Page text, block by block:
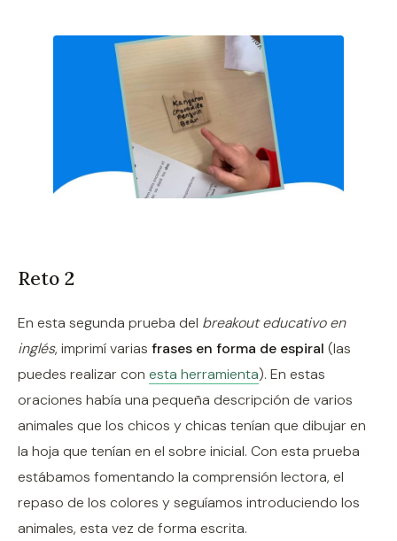
Reto 2
En esta segunda prueba del breakout educativo en
inglés, imprimí varias frases en forma de espiral (las
puedes realizar con esta herramienta). En estas
oraciones había una pequeña descripción de varios
animales que los chicos y chicas tenían que dibujar en
la hoja que tenían en el sobre inicial. Con esta prueba
estábamos fomentando la comprensión lectora, el
repaso de los colores y seguíamos introduciendo los
animales, esta vez de forma escrita.